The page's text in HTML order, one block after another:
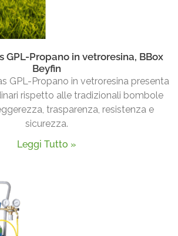
GPL-Propano in vetroresina, BBox
Beyfin
GPL-Propano in vetroresina presenta
rispetto alle tradizionali bombole
trasparenza, resistenza e
sicurezza.
Leggi Tutto »